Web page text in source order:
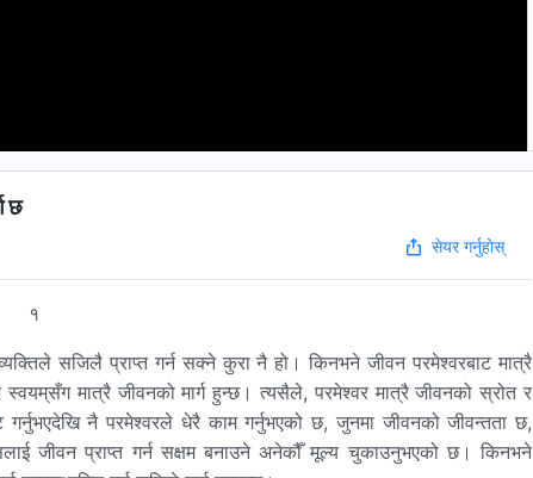
छ
सेयर गर्नुहोस्
१
सजिलै प्राप्त गर्न सक्‍ने कुरा नै हो। किनभने जीवन परमेश्‍वरबाट मात्रै
मात्रै जीवनको मार्ग हुन्‍छ। त्यसैले, परमेश्‍वर मात्रै जीवनको स्रोत र
नै परमेश्‍वरले धेरै काम गर्नुभएको छ, जुनमा जीवनको जीवन्तता छ,
जीवन प्राप्त गर्न सक्षम बनाउने अनेकौँ मूल्य चुकाउनुभएको छ। किनभने